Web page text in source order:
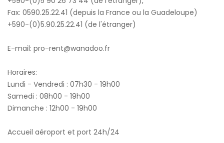
Fax: 0590.25.22.41 (depuis la France ou la Guadeloupe)
+590-(0)5.90.25.22.41 (de l'étranger)
E-mail: pro-rent@wanadoo.fr
Horaires:
Lundi - Vendredi : 07h30 - 19h00
Samedi : 08h00 - 19h00
Dimanche : 12h00 - 19h00
Accueil aéroport et port 24h/24